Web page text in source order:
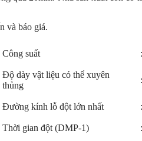
và báo giá.
Công suất
Độ dày vật liệu có thể xuyên
thủng
Đường kính lỗ đột lớn nhất
Thời gian đột (DMP-1)